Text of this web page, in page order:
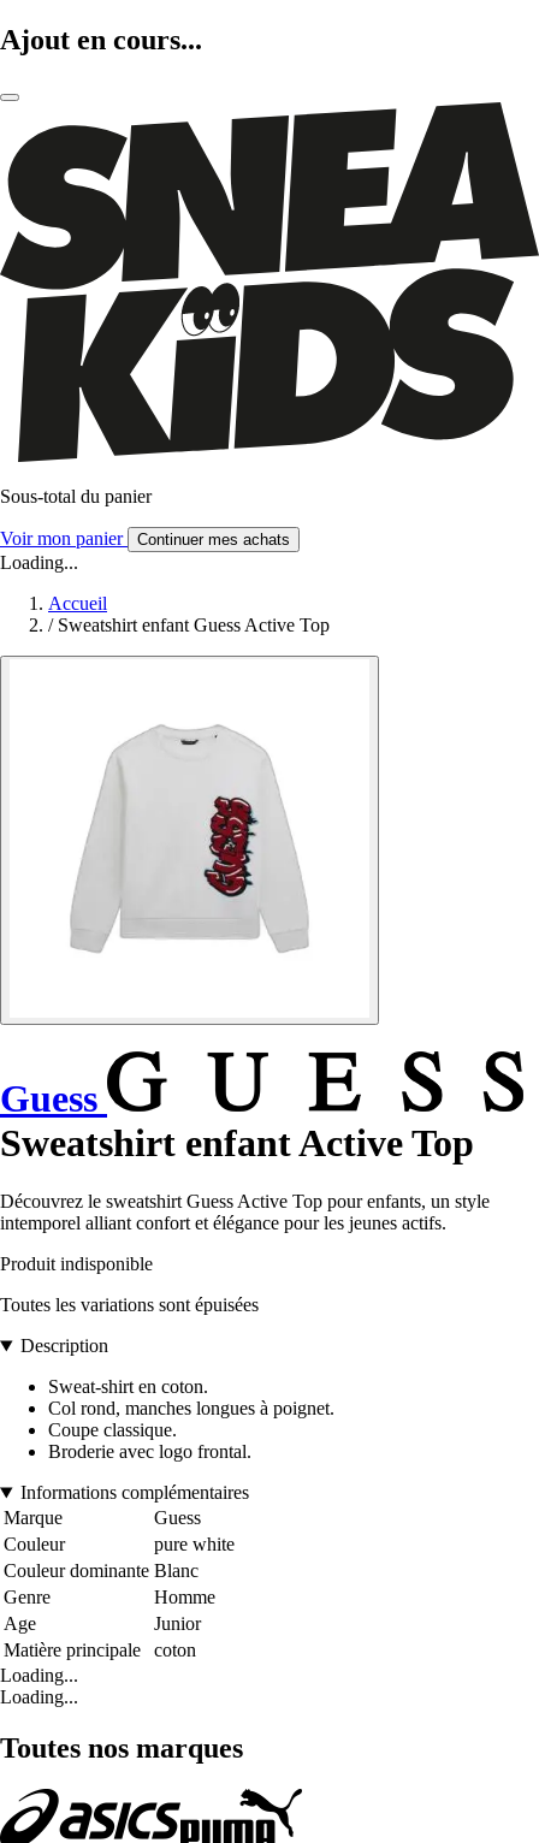
Ajout en cours...
Sous-total du panier
Voir mon panier Continuer mes achats
Loading...
Accueil
/ Sweatshirt enfant Guess Active Top
Guess
Sweatshirt enfant Active Top
Découvrez le sweatshirt Guess Active Top pour enfants, un style
intemporel alliant confort et élégance pour les jeunes actifs.
Produit indisponible
Toutes les variations sont épuisées
Description
Sweat-shirt en coton.
Col rond, manches longues à poignet.
Coupe classique.
Broderie avec logo frontal.
Informations complémentaires
Marque
Guess
Couleur
pure white
Couleur dominante Blanc
Genre
Homme
Age
Junior
Matière principale
coton
Loading...
Loading...
Toutes nos marques